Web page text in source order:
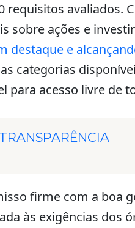
requisitos avaliados.
sobre ações e
destaque e
categorias
para acesso livre de
firme com a boa
às exigências dos